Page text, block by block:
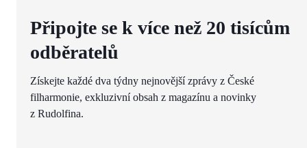
Připojte se k více než 20 tisícům
odběratelů
Získejte každé dva týdny nejnovější zprávy z České
filharmonie, exkluzivní obsah z magazínu a novinky
z Rudolfina.